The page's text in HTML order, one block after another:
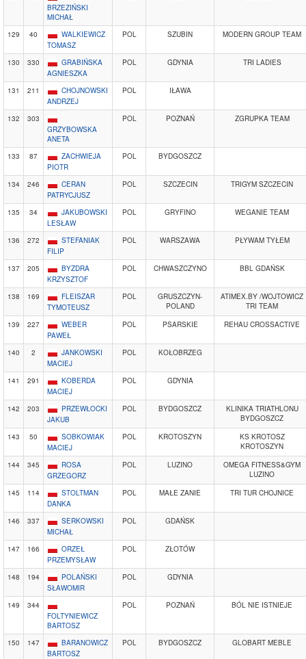
BRZEZIŃSKI
MICHAŁ
129 40
WALKIEWICZ
TOMASZ
POL SZUBIN MODERN GROUP TEAM
130 330
GRABIŃSKA
AGNIESZKA
POL GDYNIA TRI LADIES
131 211
CHOJNOWSKI
ANDRZEJ
POL IŁAWA
132
303
GRZYBOWSKA
ANETA
POL POZNAŃ ZGRUPKA TEAM
133 87
ZACHWIEJA
PIOTR
POL BYDGOSZCZ
134 246
CERAN
PATRYCJUSZ
POL SZCZECIN TRIGYM SZCZECIN
135 34
JAKUBOWSKI
LESŁAW
POL GRYFINO WEGANIE TEAM
136 272
STEFANIAK
FILIP
POL WARSZAWA PŁYWAM TYŁEM
137 205
BYZDRA
KRZYSZTOF
POL CHWASZCZYNO BBL GDAŃSK
138 169
FLEISZAR
TYMOTEUSZ
POL
GRUSZCZYN-
POLAND
ATIMEX.BY /WOJTOWICZ
TRI TEAM
139
227
WEBER
PAWEŁ
POL PSARSKIE REHAU CROSSACTIVE
140 2
JANKOWSKI
MACIEJ
POL KOŁOBRZEG
141 291
KOBERDA
MACIEJ
POL GDYNIA
142 203
PRZEWŁOCKI
JAKUB
POL BYDGOSZCZ
KLINIKA TRIATHLONU
BYDGOSZCZ
143
50
SOBKOWIAK
MACIEJ
POL KROTOSZYN
KS KROTOSZ
KROTOSZYN
144
345
ROSA
GRZEGORZ
POL LUZINO
OMEGA FITNESS&GYM
LUZINO
145
114
STOLTMAN
DANKA
POL MAŁE ZANIE TRI TUR CHOJNICE
146 337
SERKOWSKI
MICHAŁ
POL GDAŃSK
147 166
ORZEŁ
PRZEMYSŁAW
POL ZŁOTÓW
148 194
POLAŃSKI
SŁAWOMIR
POL GDYNIA
149
344
FOLTYNIEWICZ
BARTOSZ
POL POZNAŃ BÓL NIE ISTNIEJE
150 147
BARANOWICZ
BARTOSZ
POL BYDGOSZCZ GLOBART MEBLE